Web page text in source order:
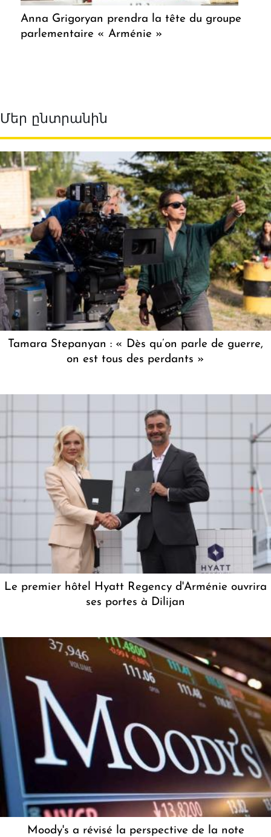
Anna Grigoryan prendra la tête du groupe
parlementaire « Arménie »
Մեր ընտրանին
Tamara Stepanyan : « Dès qu’on parle de guerre,
on est tous des perdants »
Le premier hôtel Hyatt Regency d'Arménie ouvrira
ses portes à Dilijan
Moody's a révisé la perspective de la note